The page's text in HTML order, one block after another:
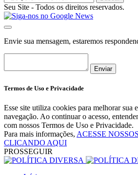
Seu Site - Todos os direitos reservados.
Envie sua mensagem, estaremos
Enviar
Termos de Uso e Privacidade
Esse site utiliza cookies para melhorar sua
navegação. Ao continuar o acesso,
com nossos Termos de Uso e Privacidade.
Para mais informações, ACESSE
CLICANDO AQUI
PROSSEGUIR